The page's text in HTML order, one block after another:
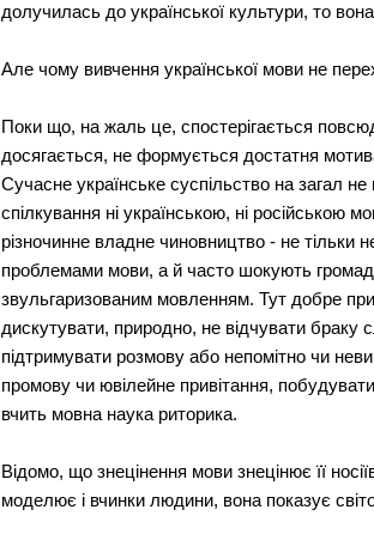
долучилась до української культури, то
Але чому вивчення української мови не
Поки що, на жаль це, спостерігається
досягається, не формується достатня
Сучасне українське суспільство на загал
спілкування ні українською, ні російською
різночинне владне чиновництво - не
проблемами мови, а й часто шокують
звульгаризованим мовленням. Тут добре
дискутувати, природно, не відчувати браку
підтримувати розмову або непомітно чи
промову чи ювілейне привітання,
вчить мовна наука риторика.
Відомо, що знецінення мови знецінює її
моделює і вчинки людини, вона показує